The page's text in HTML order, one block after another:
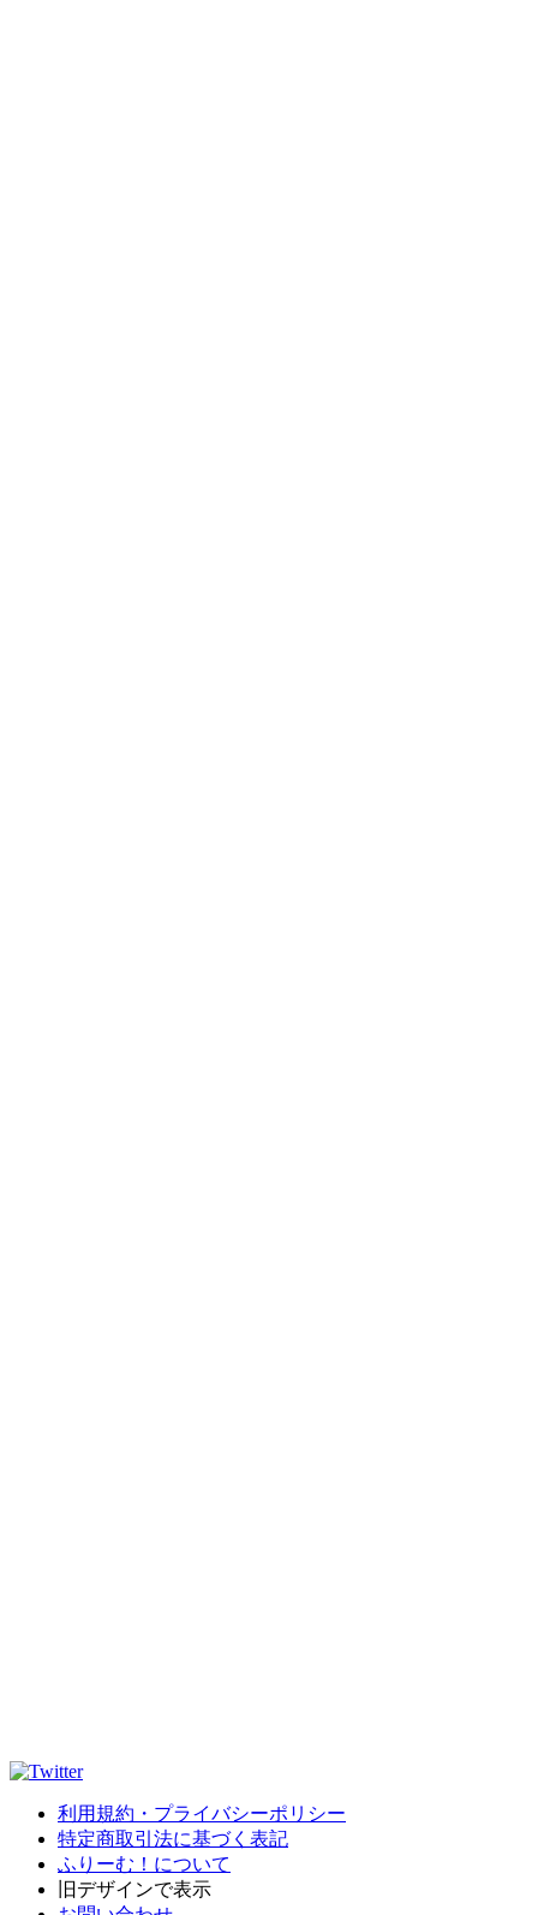
利用規約・プライバシーポリシー
特定商取引法に基づく表記
ふりーむ！について
旧デザインで表示